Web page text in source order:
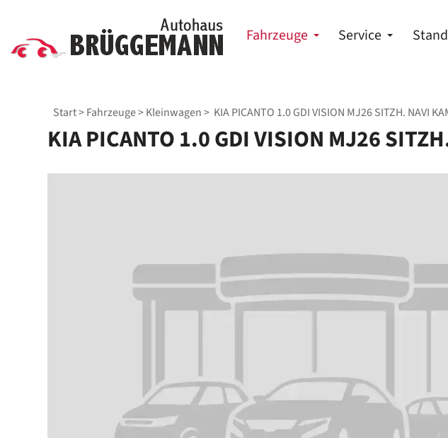
Fahrzeuge Service
Start>Fahrzeuge>Kleinwagen> KIA PICANTO 1.0 GDI VISION MJ26 SITZH. NAVI
KIA PICANTO 1.0 GDI VISION MJ26